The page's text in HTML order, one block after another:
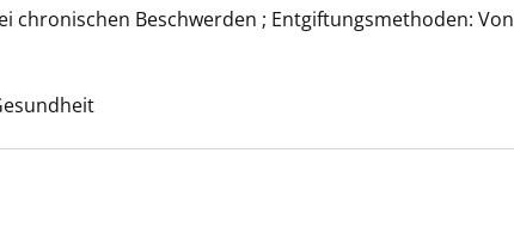
chronischen Beschwerden ; Entgiftungsmethoden: Von